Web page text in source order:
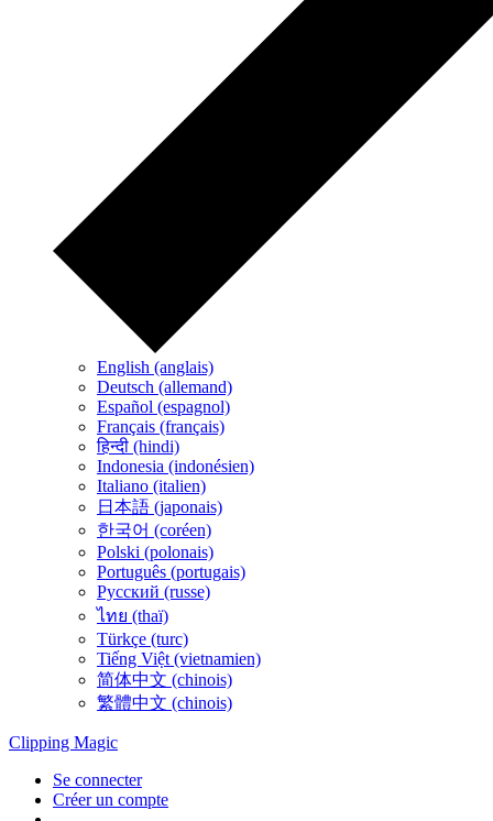
English (anglais)
Deutsch (allemand)
Español (espagnol)
Français (français)
हिन्दी (hindi)
Indonesia (indonésien)
Italiano (italien)
日本語 (japonais)
한국어 (coréen)
Polski (polonais)
Português (portugais)
Русский (russe)
ไทย (thaï)
Türkçe (turc)
Tiếng Việt (vietnamien)
简体中文 (chinois)
繁體中文 (chinois)
Clipping Magic
Se connecter
Créer un compte